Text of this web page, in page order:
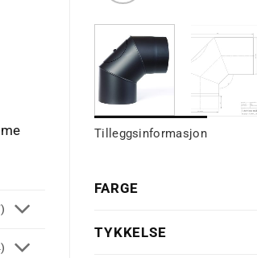
Tilleggsinformasjon
FARGE
TYKKELSE